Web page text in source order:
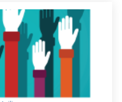
hierbei
die als Arbeitgeber
Das
dazu interessante